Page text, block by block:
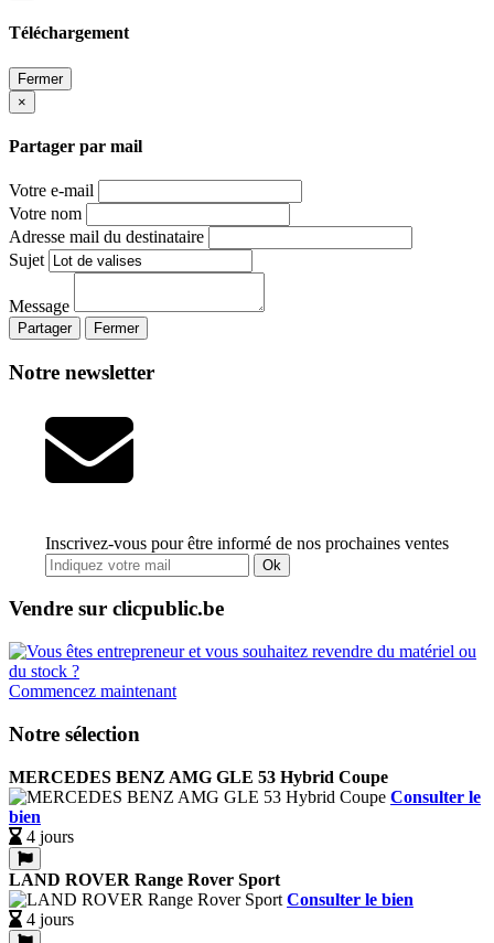
Téléchargement
Fermer
×
Partager par mail
Votre e-mail
Votre nom
Adresse mail du destinataire
Sujet
Message
Partager Fermer
Notre newsletter
Inscrivez-vous pour être informé de nos prochaines ventes
Ok
Vendre sur clicpublic.be
Commencez maintenant
Notre sélection
MERCEDES BENZ AMG GLE 53 Hybrid Coupe
Consulter le
bien
4 jours
LAND ROVER Range Rover Sport
Consulter le bien
4 jours